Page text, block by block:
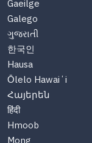
Gaeilge
Galego
ગુજરાતી
한국인
Hausa
Ōlelo Hawaiʻi
Հայերեն
हिंदी
Hmoob